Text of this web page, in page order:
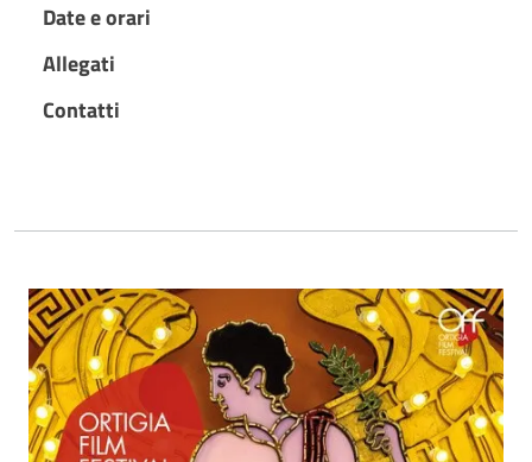
Date e orari
Allegati
Contatti